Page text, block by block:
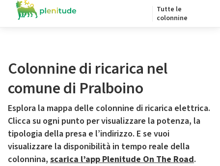
Tutte le
colonnine
Colonnine di ricarica nel
comune di Pralboino
Esplora la mappa delle colonnine di ricarica elettrica.
Clicca su ogni punto per visualizzare la potenza, la
tipologia della presa e l’indirizzo. E se vuoi
visualizzare la disponibilità in tempo reale della
colonnina, scarica l’app Plenitude On The Road.